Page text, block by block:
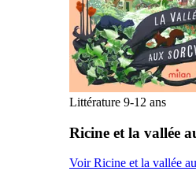
Littérature 9-12 ans
Ricine et la vallée
Voir Ricine et la vallée